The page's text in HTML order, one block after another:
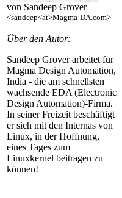
von Sandeep Grover
<sandeep<at>Magma-DA.com>
Über den Autor:
Sandeep Grover arbeitet für
Magma Design Automation,
India - die am schnellsten
wachsende EDA (Electronic
Design Automation)-Firma.
In seiner Freizeit beschäftigt
er sich mit den Internas von
Linux, in der Hoffnung,
eines Tages zum
Linuxkernel beitragen zu
können!